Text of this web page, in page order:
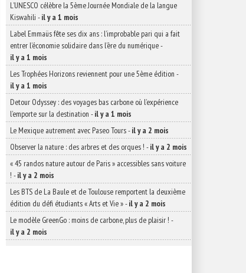
L’UNESCO célèbre la 5ème Journée Mondiale de la langue
Kiswahili -il y a 1 mois
Label Emmaüs fête ses dix ans : l’improbable pari qui a fait
entrer l’économie solidaire dans l’ère du numérique-
il y a 1 mois
Les Trophées Horizons reviennent pour une 5ème édition -
il y a 1 mois
Detour Odyssey : des voyages bas carbone où l’expérience
l’emporte sur la destination -il y a 1 mois
Le Mexique autrement avec Paseo Tours-il y a 2 mois
Observer la nature : des arbres et des orques ! -il y a 2 mois
« 45 randos nature autour de Paris » accessibles sans voiture
! -il y a 2 mois
Les BTS de La Baule et de Toulouse remportent la deuxième
édition du défi étudiants « Arts et Vie »-il y a 2 mois
Le modèle GreenGo : moins de carbone, plus de plaisir ! -
il y a 2 mois